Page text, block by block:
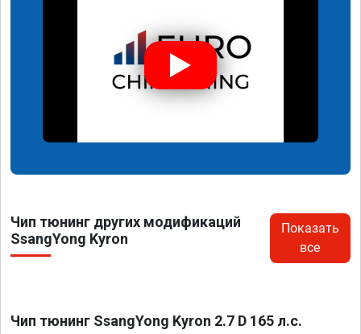
Чип тюнинг других модификаций
SsangYong Kyron
Показать
все
Чип тюнинг SsangYong Kyron 2.7 D 165 л.с.